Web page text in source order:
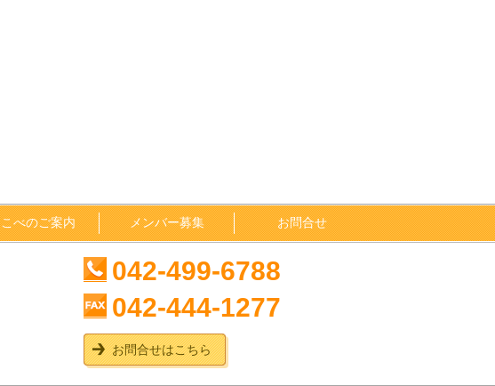
べのご案内 メンバー募集 お問合せ
042-499-6788
042-444-1277
お問合せはこちら